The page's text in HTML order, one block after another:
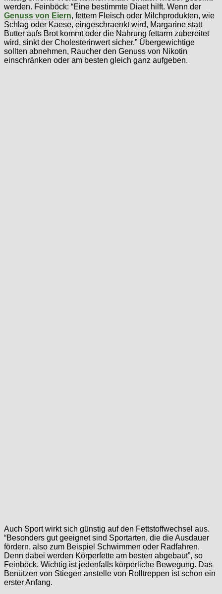
werden. Feinböck: “Eine bestimmte Diaet hilft. Wenn der
Genuss von Eiern, fettem Fleisch oder Milchprodukten, wie
Schlag oder Kaese, eingeschraenkt wird, Margarine statt
Butter aufs Brot kommt oder die Nahrung fettarm zubereitet
wird, sinkt der Cholesterinwert sicher.” Übergewichtige
sollten abnehmen, Raucher den Genuss von Nikotin
einschränken oder am besten gleich ganz aufgeben.
Auch Sport wirkt sich günstig auf den Fettstoffwechsel aus.
“Besonders gut geeignet sind Sportarten, die die Ausdauer
fördern, also zum Beispiel Schwimmen oder Radfahren.
Denn dabei werden Körperfette am besten abgebaut”, so
Feinböck. Wichtig ist jedenfalls körperliche Bewegung. Das
Benützen von Stiegen anstelle von Rolltreppen ist schon ein
erster Anfang.